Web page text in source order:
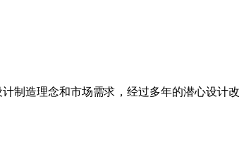
制造理念和市场需求，经过多年的潜心设计改